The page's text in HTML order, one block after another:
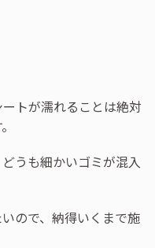
トが濡れることは絶対
うも細かいゴミが混入
ので、納得いくまで施